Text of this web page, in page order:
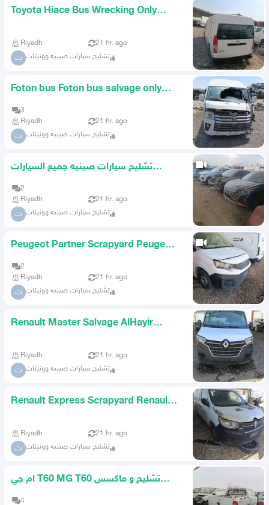
Toyota Hiace Bus Wrecking Only
Riyadh 21 hr. ago
ت تشليح سيارات صينيه وونيتات
Foton bus Foton bus salvage only
3
Riyadh
21 hr. ago
ت تشليح سيارات صينيه وونيتات
تشليح سيارات صينيه جميع السيارات
2
Riyadh
21 hr. ago
ت تشليح سيارات صينيه وونيتات
Peugeot Partner Scrapyard Peugeot
2
Riyadh
21 hr. ago
ت تشليح سيارات صينيه وونيتات
Renault Master Salvage AlHayir
Riyadh 21 hr. ago
ت تشليح سيارات صينيه وونيتات
Renault Express Scrapyard Renault
Riyadh 21 hr. ago
ت تشليح سيارات صينيه وونيتات
ام جي T60 MG T60 تشليح و ماكسس
4